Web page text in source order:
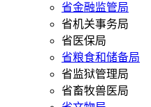
省金融监管局
省机关事务局
省医保局
省粮食和储备局
省监狱管理局
省畜牧兽医局